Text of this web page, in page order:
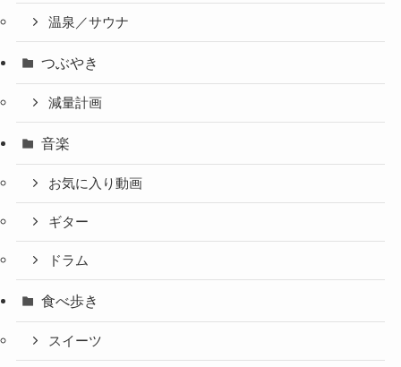
温泉／サウナ
つぶやき
減量計画
音楽
お気に入り動画
ギター
ドラム
食べ歩き
スイーツ